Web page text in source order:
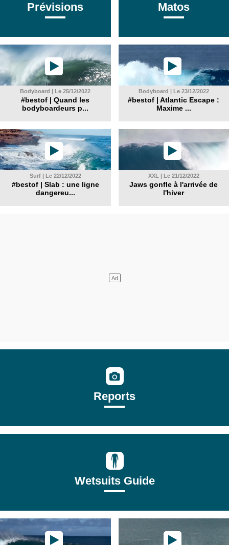
Prévisions Matos
Bodyboard | Le 25/12/2022
#bestof | Quand les
bodyboardeurs p...
Bodyboard | Le 23/12/2022
#bestof | Atlantic Escape :
Maxime ...
Surf | Le 22/12/2022
#bestof | Slab : une ligne
dangereu...
XXL | Le 21/12/2022
Jaws gonfle à l'arrivée de
l'hiver
Reports
Wetsuits Guide